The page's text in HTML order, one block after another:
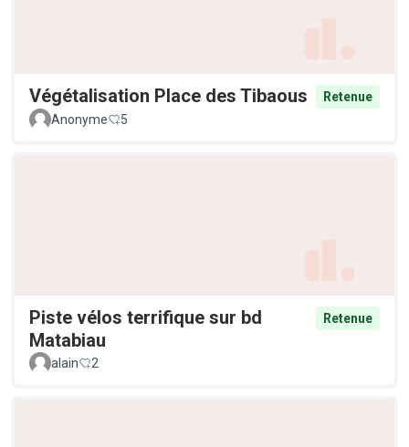
Végétalisation Place des Tibaous
Retenue
Anonyme
5
Piste vélos terrifique sur bd
Matabiau
Retenue
alain 2